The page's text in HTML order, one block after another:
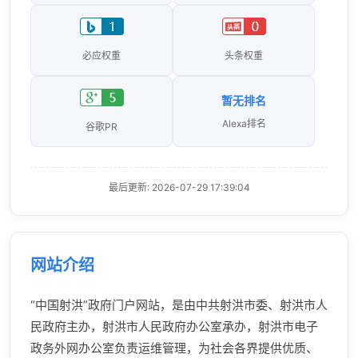
必应权重 头条权重
谷歌PR
暂无排名
Alexa排名
最后更新: 2026-07-29 17:39:04
网站介绍
“中国射洪”政府门户网站，是由中共射洪市委、射洪市人
民政府主办，射洪市人民政府办公室承办，射洪市电子
政务外网办公室负责运维管理，为社会各界提供优质、